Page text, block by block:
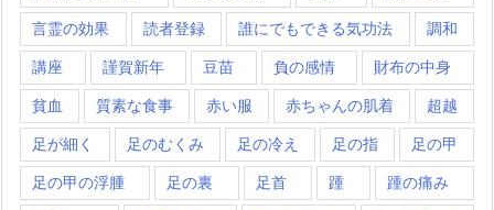
言霊の効果 読者登録 誰にでもできる気功法 調和
講座 謹賀新年 豆苗 負の感情 財布の中身
貧血 質素な食事 赤い服 赤ちゃんの肌着 超越
足が細く 足のむくみ 足の冷え 足の指 足の甲
足の甲の浮腫 足の裏 足首 踵 踵の痛み